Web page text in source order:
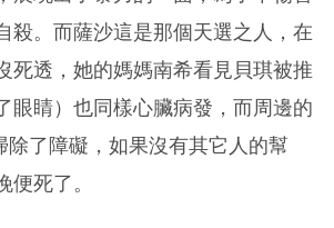
殺。而薩沙這是那個天選之人，在
死透，她的媽媽南希看見貝琪被推
眼睛）也同樣心臟病發，而周邊的
除了障礙，如果沒有其它人的幫
便死了。